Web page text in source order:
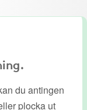
du antingen
plocka ut